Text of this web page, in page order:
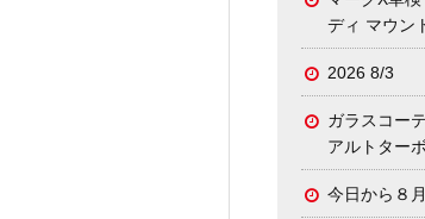
ディ マウン
2026 8/3
ガラスコー
アルトターボ
今日から８